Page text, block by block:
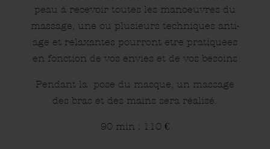
peau à recevoir toutes les manoeuvres du
massage, une ou plusieurs techniques anti-
âge et relaxantes pourront être pratiquées
en fonction de vos envies et de vos besoins
Pendant la pose du masque, un massage
des bras et des mains sera réalisé.
90 min : 110 €